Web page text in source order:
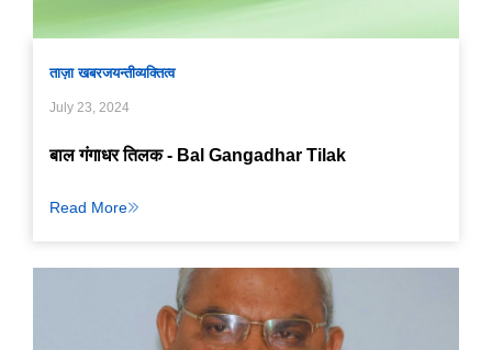
ताज़ा खबरजयन्तीव्यक्तित्व
July 23, 2024
बाल गंगाधर तिलक - Bal Gangadhar Tilak
Read More